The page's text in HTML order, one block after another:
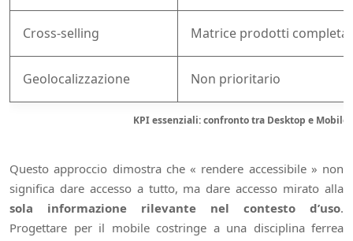
KPI essenziali: confronto tra Desktop e
Cross-selling Matrice prodotti completa
Geolocalizzazione Non prioritario
Questo approccio dimostra che « rendere accessibile » non
significa dare accesso a tutto, ma dare accesso mirato alla
sola informazione rilevante nel contesto d’uso.
Progettare per il mobile costringe a una disciplina ferrea